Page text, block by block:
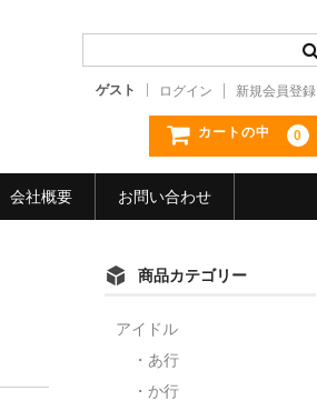
ゲスト ログイン 新規会員登録
カートの中 0
会社概要 お問い合わせ
商品カテゴリー
アイドル
・あ行
・か行